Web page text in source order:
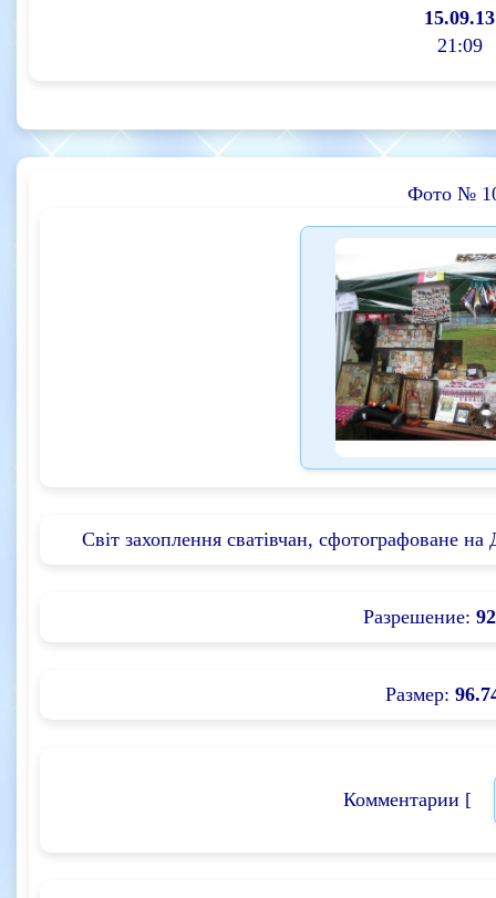
15.09.13
21:09
Фото №
Світ захоплення сватівчан, сфотографоване
Разрешение:
Размер:
Комментарии [